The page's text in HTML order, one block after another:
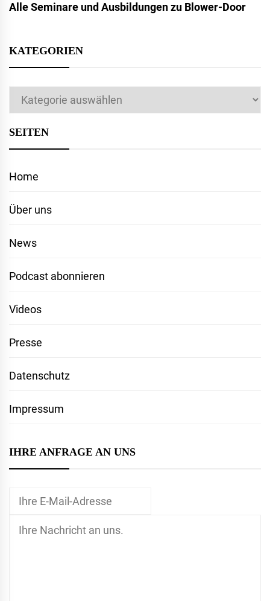
Alle Seminare und Ausbildungen zu Blower-Door
KATEGORIEN
Kategorien
SEITEN
Home
Über uns
News
Podcast abonnieren
Videos
Presse
Datenschutz
Impressum
IHRE ANFRAGE AN UNS